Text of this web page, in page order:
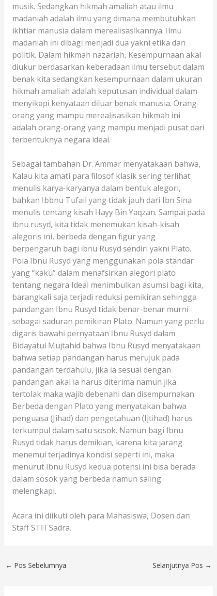
musik. Sedangkan hikmah amaliah atau ilmu
madaniah adalah ilmu yang dimana membutuhkan
ikhtiar manusia dalam merealisasikannya. Ilmu
madaniah ini dibagi menjadi dua yakni etika dan
politik. Dalam hikmah nazariah, Kesempurnaan akal
diukur berdasarkan keberadaan ilmu tersebut dalam
benak kita sedangkan kesempurnaan dalam ukuran
hikmah amaliah adalah keputusan individual dalam
menyikapi kenyataan diluar benak manusia. Orang-
orang yang mampu merealisasikan hikmah ini
adalah orang-orang yang mampu menjadi pusat dari
terbentuknya negara ideal.
Sebagai tambahan Dr. Ammar menyatakaan bahwa,
Kalau kita amati para filosof klasik sering terlihat
menulis karya-karyanya dalam bentuk alegori,
bahkan Ibbnu Tufail yang tidak jauh dari Ibn Sina
menulis tentang kisah Hayy Bin Yaqzan. Sampai pada
ibnu rusyd, kita tidak menemukan kisah-kisah
alegoris ini, berbeda dengan figur yang
berpengaruh bagi ibnu Rusyd sendiri yakni Plato.
Pola Ibnu Rusyd yang menggunakan pola standar
yang “kaku” dalam menafsirkan alegori plato
tentang negara Ideal menimbulkan asumsi bagi kita,
barangkali saja terjadi reduksi pemikiran sehingga
pandangan Ibnu Rusyd tidak benar-benar murni
sebagai saduran pemikiran Plato. Namun yang perlu
digaris bawahi pernyataan Ibnu Rusyd dalam
Bidayatul Mujtahid bahwa Ibnu Rusyd menyatakaan
bahwa setiap pandangan harus merujuk pada
pandangan terdahulu, jika ia sesuai dengan
pandangan akal ia harus diterima namun jika
tertolak maka wajib debenahi dan disempurnakan.
Berbeda dengan Plato yang menyatakan bahwa
penguasa (Jihad) dan pengetahuan (Ijtihad) harus
terkumpul dalam satu sosok. Namun bagi Ibnu
Rusyd tidak harus demikian, karena kita jarang
menemui terjadinya kondisi seperti ini, maka
menurut Ibnu Rusyd kedua potensi ini bisa berada
dalam sosok yang berbeda namun saling
melengkapi.
Acara ini diikuti oleh para Mahasiswa, Dosen dan
Staff STFI Sadra.
← Pos Sebelumnya Selanjutnya Pos →